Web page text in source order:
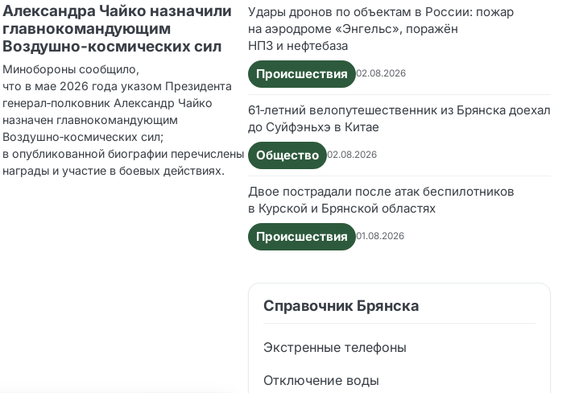
Александра Чайко назначили
главнокомандующим
Воздушно‑космических сил
Минобороны сообщило,
что в мае 2026 года указом Президента
генерал‑полковник Александр Чайко
назначен главнокомандующим
Воздушно‑космических сил;
в опубликованной биографии перечислены
награды и участие в боевых действиях.
Удары дронов по объектам в России: пожар
на аэродроме «Энгельс», поражён
НПЗ и нефтебаза
Происшествия
02.08.2026
61‑летний велопутешественник из Брянска доехал
до Суйфэньхэ в Китае
Общество
02.08.2026
Двое пострадали после атак беспилотников
в Курской и Брянской областях
Происшествия
01.08.2026
Справочник Брянска
Экстренные телефоны
Отключение воды